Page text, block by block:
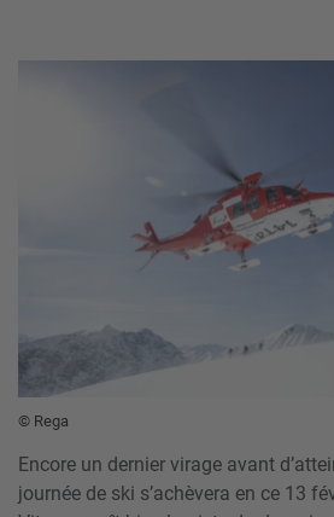
© Rega
Encore un dernier virage avant
journée de ski s’achèvera en ce 13